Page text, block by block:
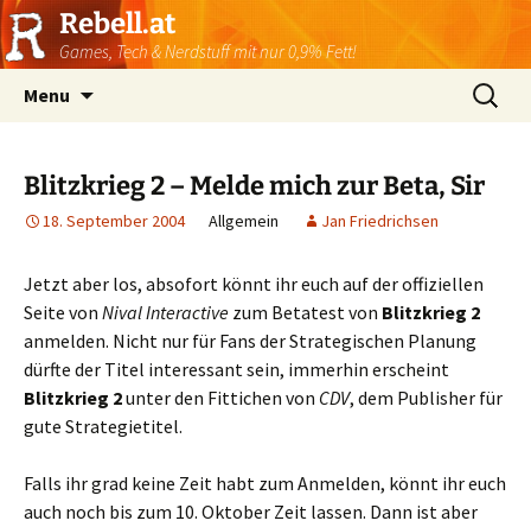
Rebell.at
Games, Tech & Nerdstuff mit nur 0,9% Fett!
Menu
Suchen
nach:
Blitzkrieg 2 – Melde mich zur Beta, Sir
18. September 2004 Allgemein Jan Friedrichsen
Jetzt aber los, absofort könnt ihr euch auf der offiziellen
Seite von Nival Interactive zum Betatest von Blitzkrieg 2
anmelden. Nicht nur für Fans der Strategischen Planung
dürfte der Titel interessant sein, immerhin erscheint
Blitzkrieg 2unter den Fittichen von CDV, dem Publisher für
gute Strategietitel.
Falls ihr grad keine Zeit habt zum Anmelden, könnt ihr euch
auch noch bis zum 10. Oktober Zeit lassen. Dann ist aber